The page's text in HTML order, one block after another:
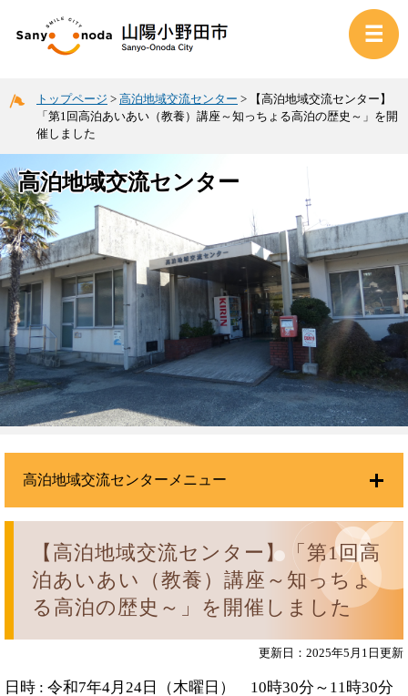
トップページ > 高泊地域交流センター >
【高泊地域交流センター】
「第1回高泊あいあい（教養）講座～知っちょる高泊の歴史～」を開
催しました
高泊地域交流センター
【高泊地域交流センター】「第1回高
泊あいあい（教養）講座～知っちょ
る高泊の歴史～」を開催しました
更新日：2025年5月1日更新
日時 : 令和7年4月24日（木曜日） 10時30分～11時30分
高泊地域交流センターメニュー